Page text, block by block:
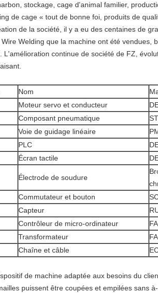
stockage, cage d'animal familier,
de cage « tout de bonne foi, produits de
de la société, il y a eu des centaines de
Wire Welding que la machine ont été
L'amélioration continue de société de FZ,
Nom
Moteur servo et conducteur
Composant pneumatique
Voie de guidage linéaire
PLC
Écran tactile
Électrode de soudure
Commutateur et bouton
Capteur
Contrôleur de micro-ordinateur
Transformateur
Chaîne et câble
de machine adaptée aux besoins du
puissent être coupées et empilées sans